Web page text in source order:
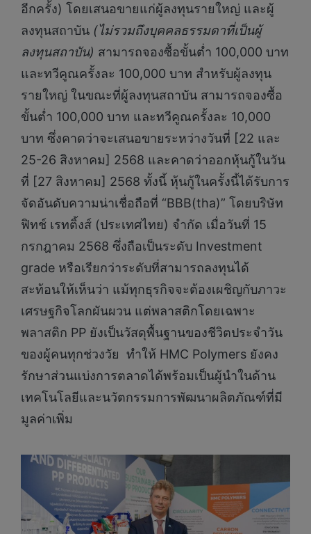
อีกครั้ง) โดยเสนอขายแก่ผู้ลงทุนรายใหญ่ และผู้
ลงทุนสถาบัน (ไม่รวมถึงบุคคลธรรมดาที่เป็นผู้
ลงทุนสถาบัน) สามารถจองซื้อขั้นต่ำ 100,000 บาท
และทวีคูณครั้งละ 100,000 บาท สำหรับผู้ลงทุน
รายใหญ่ ในขณะที่ผู้ลงทุนสถาบัน สามารถจองซื้อ
ขั้นต่ำ 100,000 บาท และทวีคูณครั้งละ 10,000
บาท ซึ่งคาดว่าจะเสนอขายระหว่างวันที่ [22 และ
25-26 สิงหาคม] 2568 และคาดว่าออกหุ้นกู้ในวัน
ที่ [27 สิงหาคม] 2568 ทั้งนี้ หุ้นกู้ในครั้งนี้ได้รับการ
จัดอันดับความน่าเชื่อถือที่ “BBB(tha)” โดยบริษัท
ฟิทช์ เรทติ้งส์ (ประเทศไทย) จำกัด เมื่อวันที่ 15
กรกฎาคม 2568 ซึ่งถือเป็นระดับ Investment
grade หรือเรียกว่าระดับที่สามารถลงทุนได้
สะท้อนให้เห็นว่า แม้ทุกธุรกิจจะต้องเผชิญกับภาวะ
เศรษฐกิจโลกผันผวน แต่พลาสติกโดยเฉพาะ
พลาสติก PP ยังเป็นวัสดุพื้นฐานของชีวิตประจำวัน
ของผู้คนทุกช่วงวัย ทำให้ HMC Polymers ยังคง
รักษาส่วนแบ่งการตลาดได้พร้อมเป็นผู้นำในด้าน
เทคโนโลยีและนวัตกรรมการพัฒนาผลิตภัณฑ์ที่มี
มูลค่าเพิ่ม